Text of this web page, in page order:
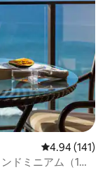
レビュー141
4.94 (141)
ドミニアム（1寝